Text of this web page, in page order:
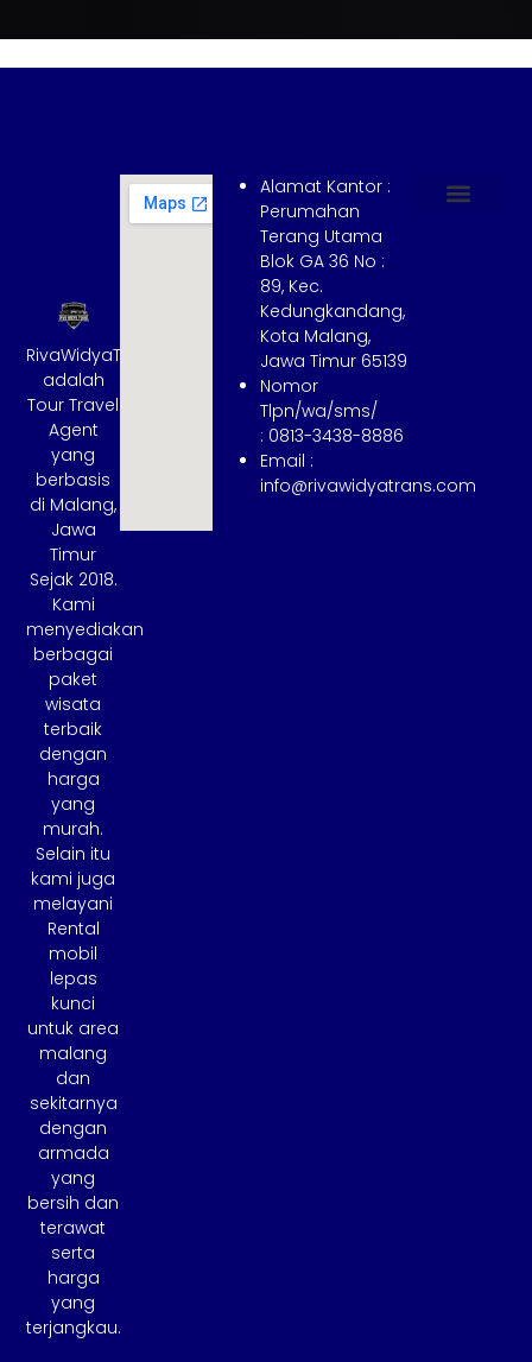
RivaWidyaTrans
adalah
Tour Travel
Agent
yang
berbasis
di Malang,
Jawa
Timur
Sejak 2018.
Kami
menyediakan
berbagai
paket
wisata
terbaik
dengan
harga
yang
murah.
Selain itu
kami juga
melayani
Rental
mobil
lepas
kunci
untuk area
malang
dan
sekitarnya
dengan
armada
yang
bersih dan
terawat
serta
harga
yang
terjangkau.
Alamat Kantor :
Perumahan
Terang Utama
Blok GA 36 No :
89, Kec.
Kedungkandang,
Kota Malang,
Jawa Timur 65139
Nomor
Tlpn/wa/sms/
: 0813-3438-8886
Email :
info@rivawidyatrans.com